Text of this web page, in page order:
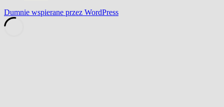
Dumnie wspierane przez WordPress